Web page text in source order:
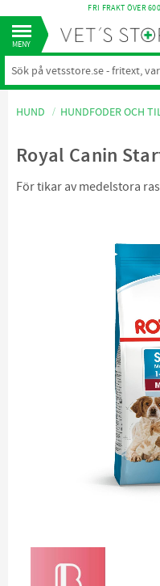
Meny
FRI FRAKT ÖVER
HUND HUNDFODER OCH
Royal Canin
För tikar av medelstora